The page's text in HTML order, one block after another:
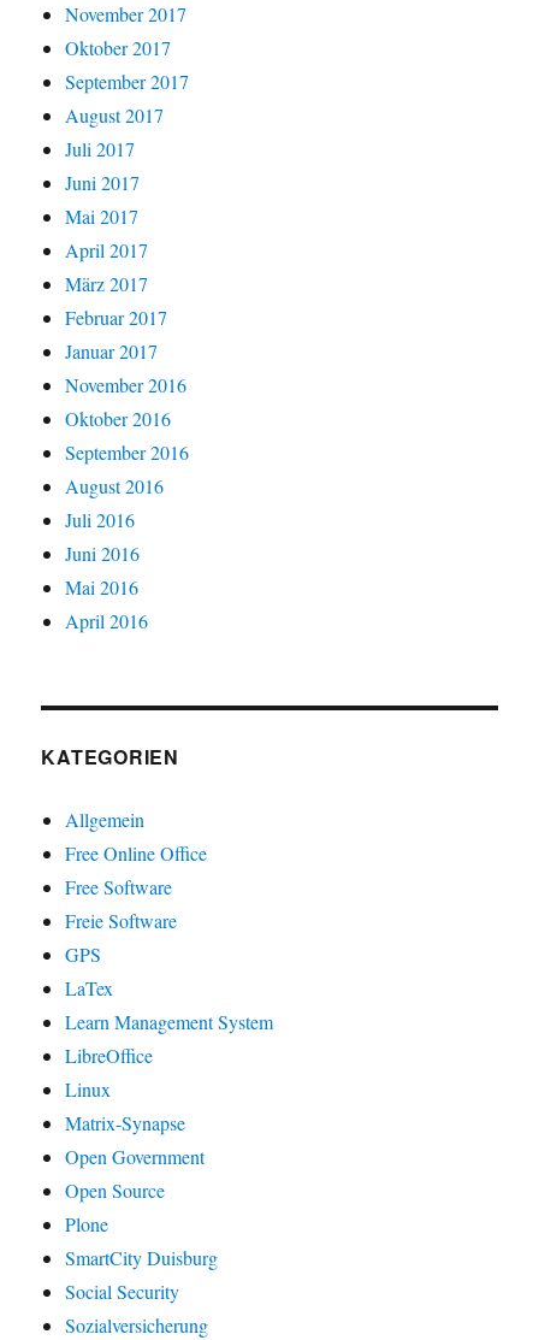
November 2017
Oktober 2017
September 2017
August 2017
Juli 2017
Juni 2017
Mai 2017
April 2017
März 2017
Februar 2017
Januar 2017
November 2016
Oktober 2016
September 2016
August 2016
Juli 2016
Juni 2016
Mai 2016
April 2016
KATEGORIEN
Allgemein
Free Online Office
Free Software
Freie Software
GPS
LaTex
Learn Management System
LibreOffice
Linux
Matrix-Synapse
Open Government
Open Source
Plone
SmartCity Duisburg
Social Security
Sozialversicherung